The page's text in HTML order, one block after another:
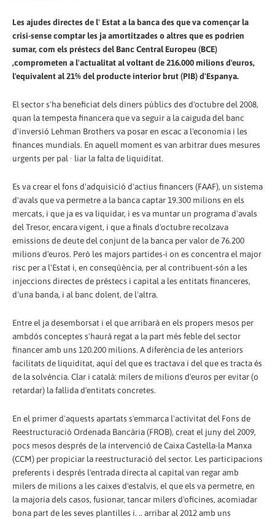
Les ajudes directes de l' Estat a la banca des que va començar la
crisi-sense comptar les ja amortitzades o altres que es podrien
sumar, com els préstecs del Banc Central Europeu (BCE)
,comprometen a l'actualitat al voltant de 216.000 milions d'euros,
l'equivalent al 21% del producte interior brut (PIB) d'Espanya.
El sector s'ha beneficiat dels diners públics des d'octubre del 2008,
quan la tempesta financera que va seguir a la caiguda del banc
d'inversió Lehman Brothers va posar en escac a l'economia i les
finances mundials. En aquell moment es van arbitrar dues mesures
urgents per pal · liar la falta de liquiditat.
Es va crear el fons d'adquisició d'actius financers (FAAF), un sistema
d'avals que va permetre a la banca captar 19.300 milions en els
mercats, i que ja es va liquidar, i es va muntar un programa d'avals
del Tresor, encara vigent, i que a finals d'octubre recolzava
emissions de deute del conjunt de la banca per valor de 76.200
milions d'euros. Però les majors partides-i on es concentra el major
risc per a l'Estat i, en conseqüència, per al contribuent-són a les
injeccions directes de préstecs i capital a les entitats financeres,
d'una banda, i al banc dolent, de l'altra.
Entre el ja desemborsat i el que arribarà en els propers mesos per
ambdós conceptes s'haurà regat a la part més feble del sector
financer amb uns 120.200 milions. A diferència de les anteriors
facilitats de liquiditat, aquí del que es tractava i del que es tracta és
de la solvència. Clar i català: milers de milions d'euros per evitar (o
retardar) la fallida d'entitats concretes.
En el primer d'aquests apartats s'emmarca l'activitat del Fons de
Reestructuració Ordenada Bancària (FROB), creat el juny del 2009,
pocs mesos després de la intervenció de Caixa Castella-la Manxa
(CCM) per propiciar la reestructuració del sector. Les participacions
preferents i després l'entrada directa al capital van regar amb
milers de milions a les caixes d'estalvis, el que els va permetre, en
la majoria dels casos, fusionar, tancar milers d'oficines, acomiadar
bona part de les seves plantilles i. .. arribar al 2012 amb uns